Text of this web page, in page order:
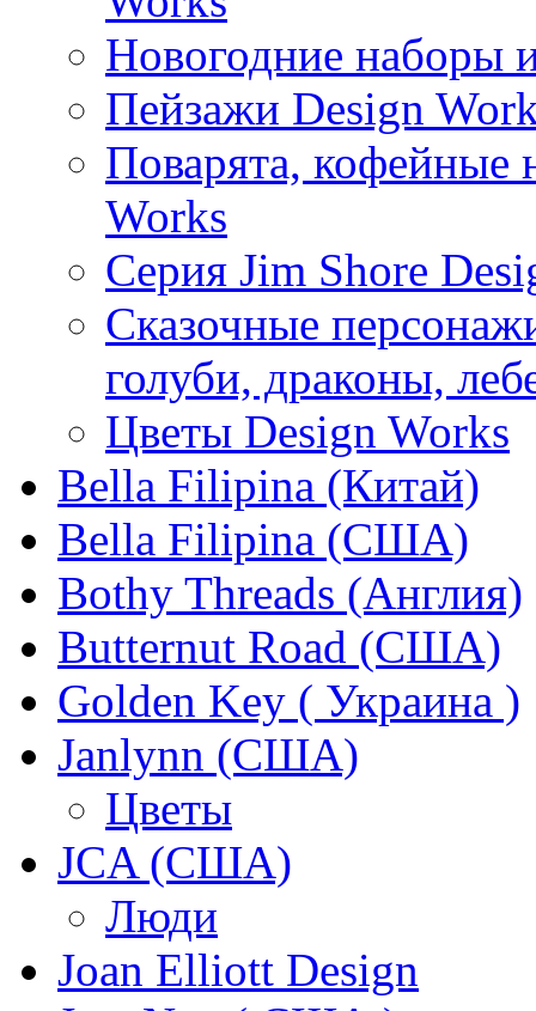
Новогодние наборы
Пейзажи Design
Поварята, кофейные
Works
Серия Jim Shore
Сказочные
голуби, драконы,
Цветы Design Works
Bella Filipina (Китай)
Bella Filipina (США)
Bothy Threads (Англия)
Butternut Road (США)
Golden Key ( Украина )
Janlynn (США)
Цветы
JCA (США)
Люди
Joan Elliott Design